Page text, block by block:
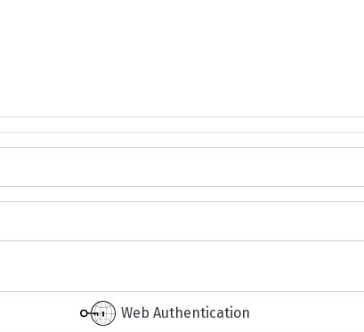
Web Authentication